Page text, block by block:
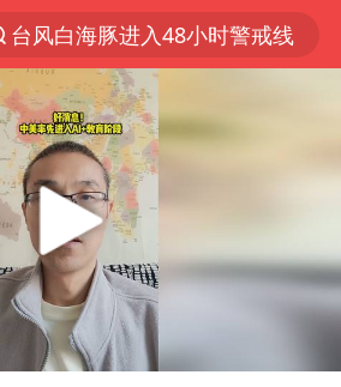
台风白海豚进入48小时警戒线
中方回应是否在太平洋海底开采稀土
台风白海豚影响中国已成定局
看守所辅警收受10万获刑1年
U17国足1分钟轰2球
宇树科技发行价格150.80元/股